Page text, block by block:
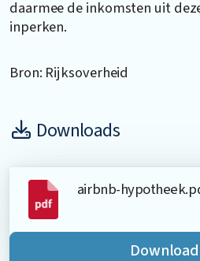
daarmee de inkomsten uit
inperken.
Bron: Rijksoverheid
Downloads
airbnb-